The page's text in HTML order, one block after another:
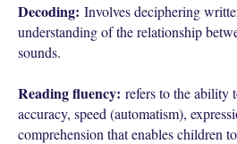
Decoding: Involves deciphering
understanding of the relationship
sounds.
Reading fluency: refers to the ability
accuracy, speed (automatism),
comprehension that enables children